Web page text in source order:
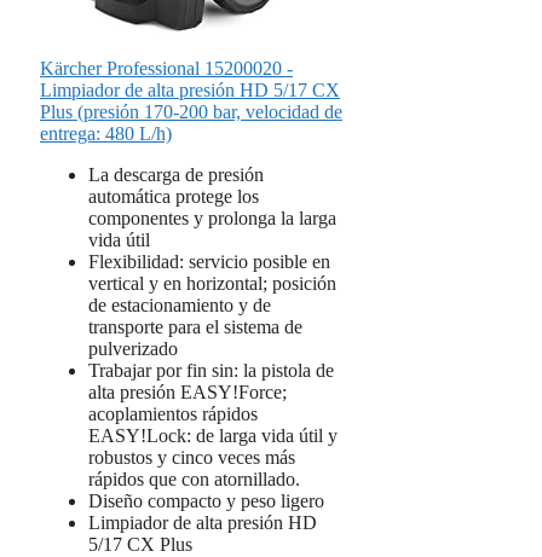
Kärcher Professional 15200020 -
Limpiador de alta presión HD 5/17 CX
Plus (presión 170-200 bar, velocidad de
entrega: 480 L/h)
La descarga de presión
automática protege los
componentes y prolonga la larga
vida útil
Flexibilidad: servicio posible en
vertical y en horizontal; posición
de estacionamiento y de
transporte para el sistema de
pulverizado
Trabajar por fin sin: la pistola de
alta presión EASY!Force;
acoplamientos rápidos
EASY!Lock: de larga vida útil y
robustos y cinco veces más
rápidos que con atornillado.
Diseño compacto y peso ligero
Limpiador de alta presión HD
5/17 CX Plus